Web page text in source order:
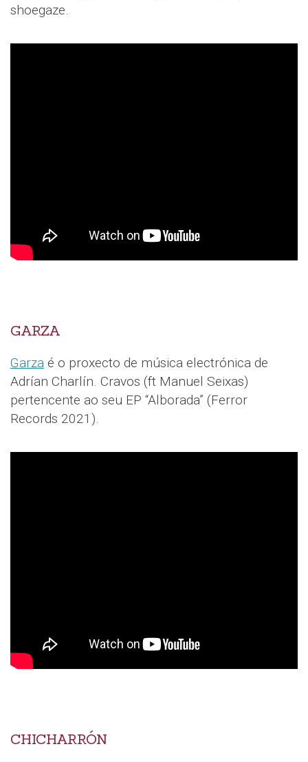
shoegaze.
GARZA
Garza é o proxecto de música electrónica de
Adrían Charlín. Cravos (ft Manuel Seixas)
pertencente ao seu EP “Alborada” (Ferror
Records 2021).
CHICHARRÓN